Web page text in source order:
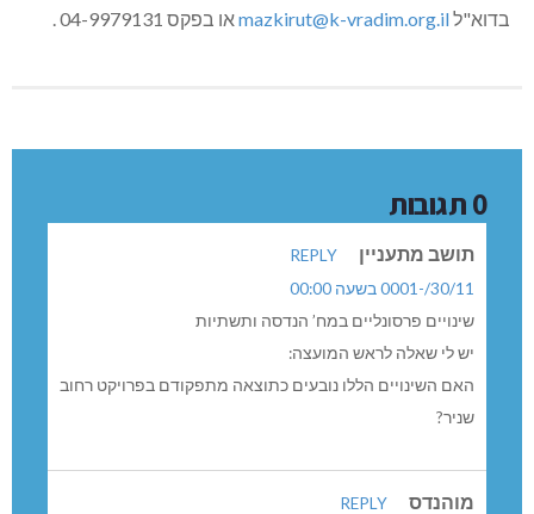
בדוא"לmazkirut@k-vradim.org.ilאו בפקס 04-9979131 .
0 תגובות
תושב מתעניין
REPLY
30/11/-0001 בשעה 00:00
שינויים פרסונליים במח’ הנדסה ותשתיות
יש לי שאלה לראש המועצה:
האם השינויים הללו נובעים כתוצאה מתפקודם בפרויקט רחוב
שניר?
מוהנדס
REPLY